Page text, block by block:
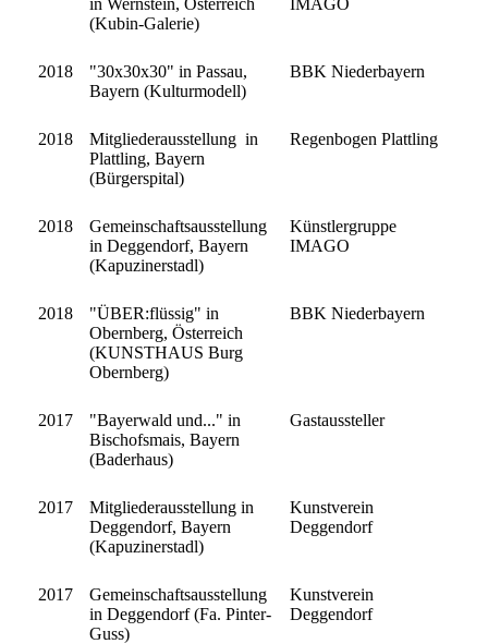
in Wernstein, Österreich
(Kubin-Galerie)
IMAGO
2018
"30x30x30" in Passau,
Bayern (Kulturmodell)
BBK Niederbayern
2018
Mitgliederausstellung in
Plattling, Bayern
(Bürgerspital)
Regenbogen Plattling
2018
Gemeinschaftsausstellung
in Deggendorf, Bayern
(Kapuzinerstadl)
Künstlergruppe
IMAGO
2018
"ÜBER:flüssig" in
Obernberg, Österreich
(KUNSTHAUS Burg
Obernberg)
BBK Niederbayern
2017
"Bayerwald und..." in
Bischofsmais, Bayern
(Baderhaus)
Gastaussteller
2017
Mitgliederausstellung in
Deggendorf, Bayern
(Kapuzinerstadl)
Kunstverein
Deggendorf
2017
Gemeinschaftsausstellung
in Deggendorf (Fa. Pinter-
Guss)
Kunstverein
Deggendorf